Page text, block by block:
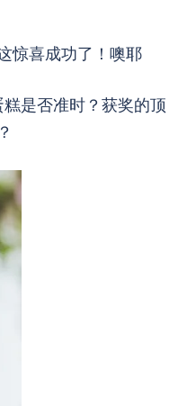
惊喜成功了！噢耶
是否准时？获奖的顶